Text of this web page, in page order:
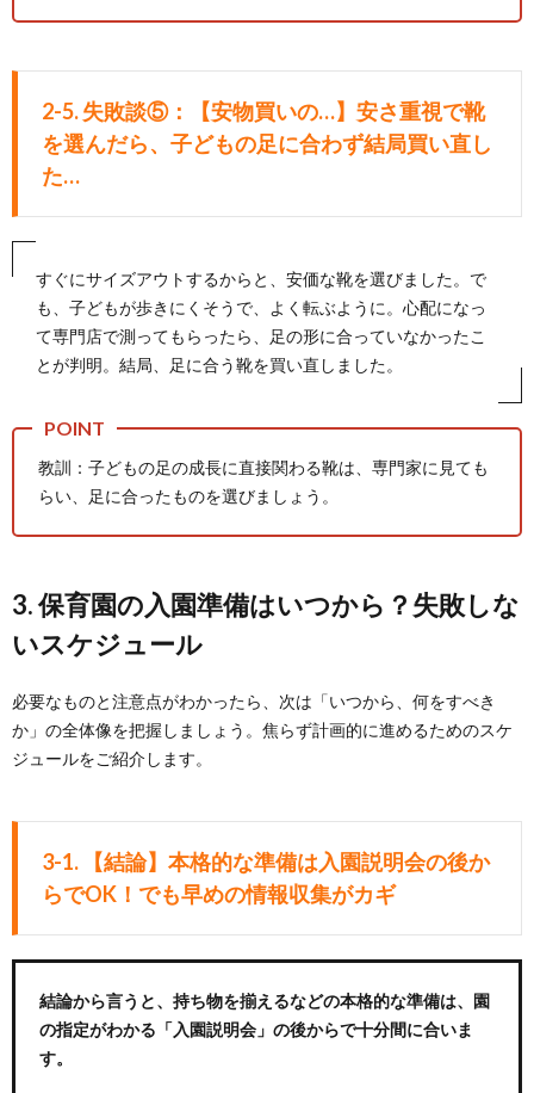
2-5. 失敗談⑤：【安物買いの…】安さ重視で靴
を選んだら、子どもの足に合わず結局買い直し
た…
すぐにサイズアウトするからと、安価な靴を選びました。で
も、子どもが歩きにくそうで、よく転ぶように。心配になっ
て専門店で測ってもらったら、足の形に合っていなかったこ
とが判明。結局、足に合う靴を買い直しました。
教訓：子どもの足の成長に直接関わる靴は、専門家に見ても
らい、足に合ったものを選びましょう。
3. 保育園の入園準備はいつから？失敗しな
いスケジュール
必要なものと注意点がわかったら、次は「いつから、何をすべき
か」の全体像を把握しましょう。焦らず計画的に進めるためのスケ
ジュールをご紹介します。
3-1. 【結論】本格的な準備は入園説明会の後か
らでOK！でも早めの情報収集がカギ
結論から言うと、持ち物を揃えるなどの本格的な準備は、園
の指定がわかる「入園説明会」の後からで十分間に合いま
す。